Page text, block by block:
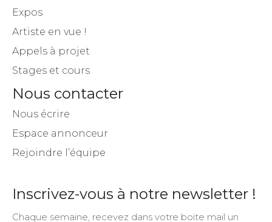
Expos
Artiste en vue !
Appels à projet
Stages et cours
Nous contacter
Nous écrire
Espace annonceur
Rejoindre l’équipe
Inscrivez-vous à notre newsletter !
Chaque semaine, recevez dans votre boite mail un